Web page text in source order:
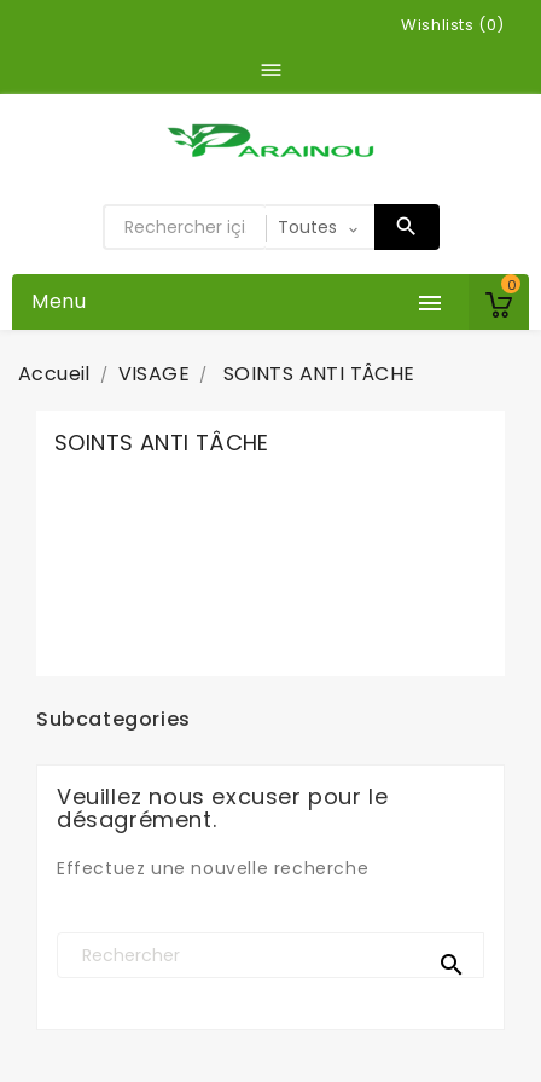
Wishlists (0)

0

Menu
Accueil VISAGE SOINTS ANTI TÂCHE
SOINTS ANTI TÂCHE
Subcategories
Veuillez nous excuser pour le
désagrément.
Effectuez une nouvelle recherche
